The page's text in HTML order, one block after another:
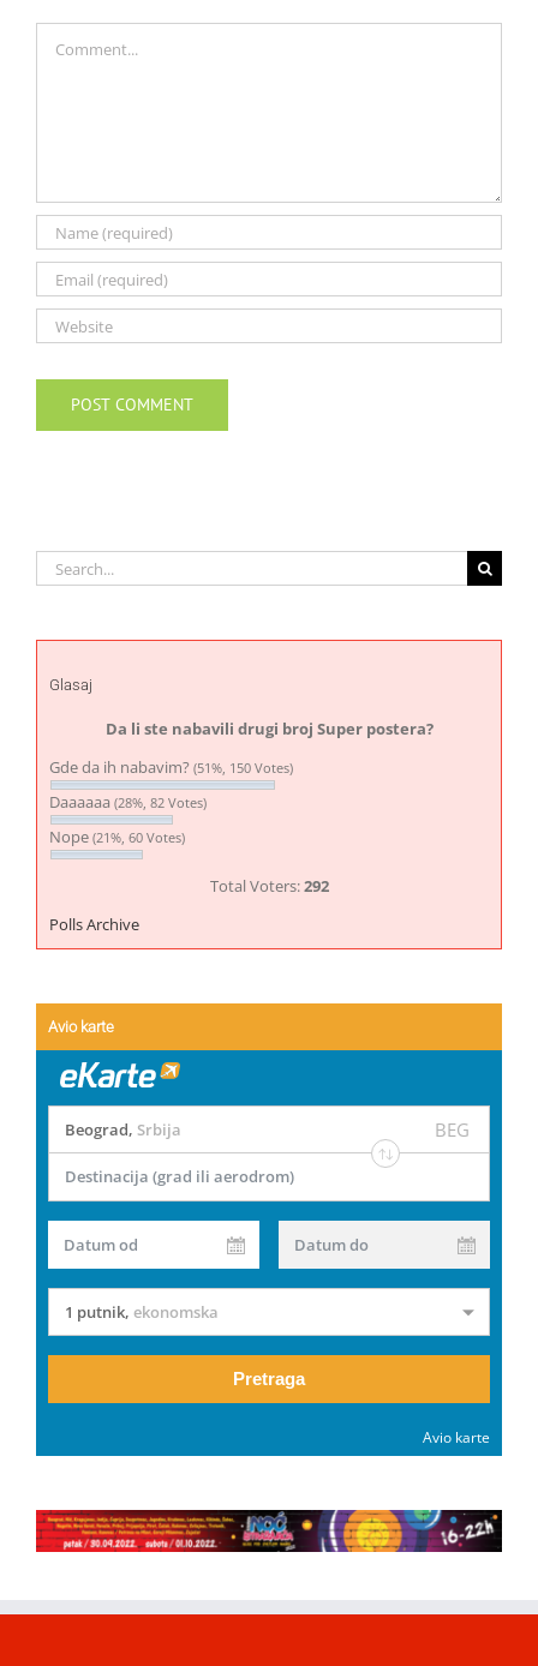
Search
for:
Glasaj
Da li ste nabavili drugi broj Super postera?
Gde da ih nabavim? (51%, 150 Votes)
Daaaaaa (28%, 82 Votes)
Nope (21%, 60 Votes)
Total Voters:292
Polls Archive
Avio karte
Beograd, Srbija BEG
Destinacija (grad ili aerodrom)
Datum od Datum do
1 putnik, ekonomska
Pretraga
Avio karte